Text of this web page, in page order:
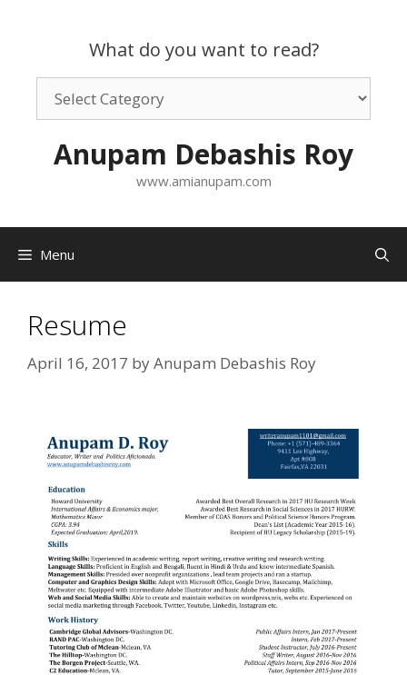
What do you want to read?
want
Anupam Debashis Roy
www.amianupam.com
Menu
Resume
April 16, 2017 byAnupam Debashis Roy